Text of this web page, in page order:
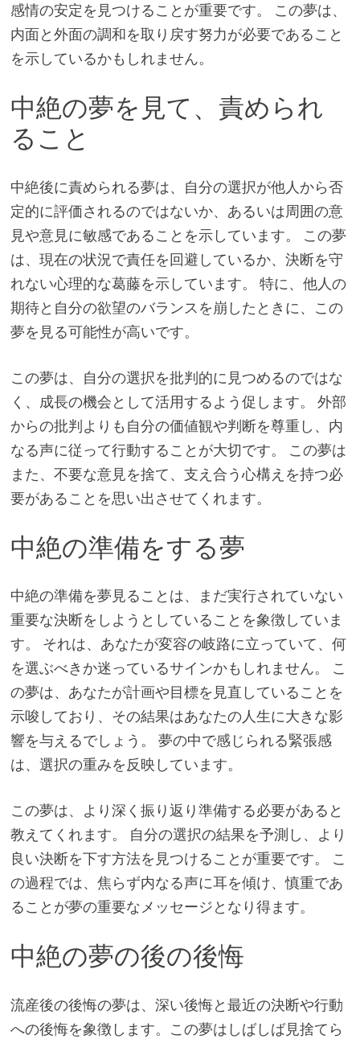
感情の安定を見つけることが重要です。 この夢は、
内面と外面の調和を取り戻す努力が必要であること
を示しているかもしれません。
中絶の夢を見て、責められ
ること
中絶後に責められる夢は、自分の選択が他人から否
定的に評価されるのではないか、あるいは周囲の意
見や意見に敏感であることを示しています。 この夢
は、現在の状況で責任を回避しているか、決断を守
れない心理的な葛藤を示しています。 特に、他人の
期待と自分の欲望のバランスを崩したときに、この
夢を見る可能性が高いです。
この夢は、自分の選択を批判的に見つめるのではな
く、成長の機会として活用するよう促します。 外部
からの批判よりも自分の価値観や判断を尊重し、内
なる声に従って行動することが大切です。 この夢は
また、不要な意見を捨て、支え合う心構えを持つ必
要があることを思い出させてくれます。
中絶の準備をする夢
中絶の準備を夢見ることは、まだ実行されていない
重要な決断をしようとしていることを象徴していま
す。 それは、あなたが変容の岐路に立っていて、何
を選ぶべきか迷っているサインかもしれません。 こ
の夢は、あなたが計画や目標を見直していることを
示唆しており、その結果はあなたの人生に大きな影
響を与えるでしょう。 夢の中で感じられる緊張感
は、選択の重みを反映しています。
この夢は、より深く振り返り準備する必要があると
教えてくれます。 自分の選択の結果を予測し、より
良い決断を下す方法を見つけることが重要です。 こ
の過程では、焦らず内なる声に耳を傾け、慎重であ
ることが夢の重要なメッセージとなり得ます。
中絶の夢の後の後悔
流産後の後悔の夢は、深い後悔と最近の決断や行動
への後悔を象徴します。この夢はしばしば見捨てら